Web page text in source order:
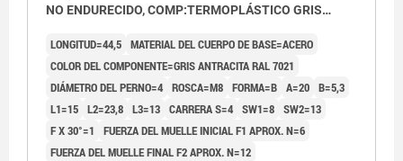
NO ENDURECIDO, COMP:TERMOPLÁSTICO GRIS
LONGITUD=44,5 MATERIAL DEL CUERPO DE BASE=ACERO
COLOR DEL COMPONENTE=GRIS ANTRACITA RAL 7021
DIÁMETRO DEL PERNO=4 ROSCA=M8 FORMA=B A=20 B=5,3
L1=15 L2=23,8 L3=13 CARRERA S=4 SW1=8 SW2=13
F X 30°=1
FUERZA DEL MUELLE INICIAL F1 APROX. N=6
FUERZA DEL MUELLE FINAL F2 APROX. N=12